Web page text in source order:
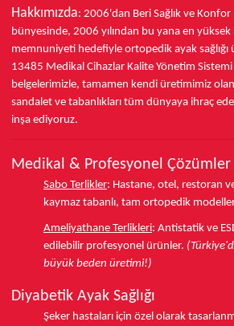
Hakkımızda: 2006'dan Beri Sağlık ve Konfor
bünyesinde, 2006 yılından bu yana en
memnuniyeti hedefiyle ortopedik ayak
13485 Medikal Cihazlar Kalite Yönetim
belgelerimizle, tamamen kendi üretimimiz
sandalet ve tabanlıkları tüm dünyaya ihraç
inşa ediyoruz.
Medikal & Profesyonel Çözümler
Sabo Terlikler: Hastane, otel, restoran
kaymaz tabanlı, tam ortopedik
Ameliyathane Terlikleri: Antistatik ve
edilebilir profesyonel ürünler.
büyük beden üretimi!)
Diyabetik Ayak Sağlığı
Şeker hastaları için özel olarak